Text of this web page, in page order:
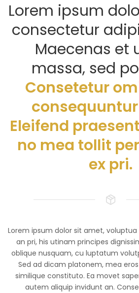
Lorem ipsum
consectetur
Maecenas et
massa, sed
Consetetur
Eleifend
no mea tollit
ex pri.
Lorem ipsum dolor sit amet,
an pri, his utinam principes
oblique nusquam, cu luptatum
Sed ad dicam platonem, mea
similique constituto. Ea movet
autem aliquip invidunt an.